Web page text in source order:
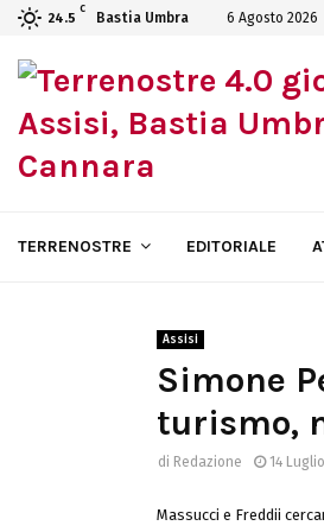
24.5
C
Bastia Umbra 6 Agosto 2026
TERRENOSTRE EDITORIALE
Assisi
Simone
turismo,
di Redazione 14
Massucci e Freddii